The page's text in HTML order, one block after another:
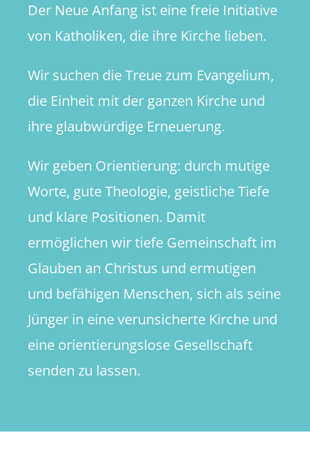
Der Neue Anfang ist eine freie Initiative
von Katholiken, die ihre Kirche lieben.
Wir suchen die Treue zum Evangelium,
die Einheit mit der ganzen Kirche und
ihre glaubwürdige Erneuerung.
Wir geben Orientierung: durch mutige
Worte, gute Theologie, geistliche Tiefe
und klare Positionen. Damit
ermöglichen wir tiefe Gemeinschaft im
Glauben an Christus und ermutigen
und befähigen Menschen, sich als seine
Jünger in eine verunsicherte Kirche und
eine orientierungslose Gesellschaft
senden zu lassen.